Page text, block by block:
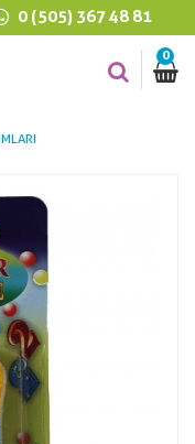
0 (505) 367 48 81
0